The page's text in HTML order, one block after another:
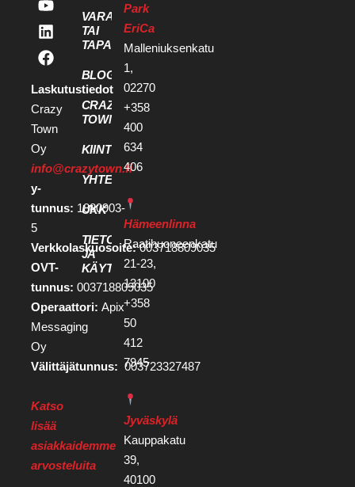
Laskutustiedot
Crazy
Town
Oy
info@crazytown.fi
y-
tunnus: 1880903-
5
Verkkolaskuosoite:003718809035
OVT-
tunnus: 003718809035
Operaattori: Apix
Messaging
Oy
Välittäjätunnus: 003723327487
Katso
lisää
asiakkaidemme
arvosteluita
VARAA KOKOUS
TAI
TAPAHTUMATILA
BLOGI
CRAZY
TOWN
KIINTEISTÖKEHITTÄJILLE
YHTEYSTIEDOT
UKK
TIETOSUOJA
JA
KÄYTTÖEHDOT
Park
EriCa
Malleniuksenkatu
1,
02270
+358
400
634
406
Hämeenlinna
Raatihuoneenkatu
21-23,
13100
+358
50
412
7945
Jyväskylä
Kauppakatu
39,
40100